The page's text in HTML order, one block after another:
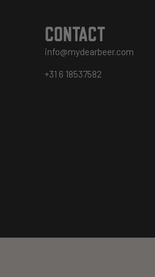
CONTACT
info@mydearbeer.com
+31 6 18537582